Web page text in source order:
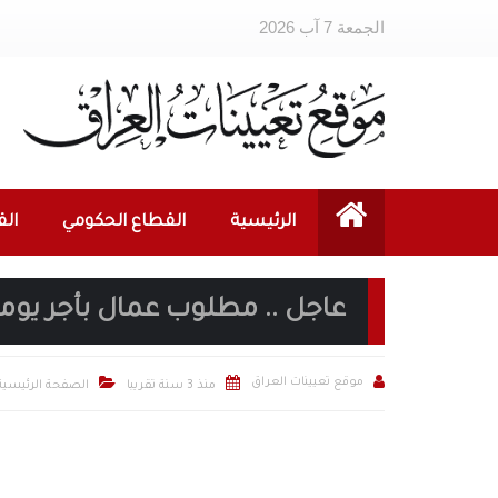
الجمعة 7 آب 2026
الرئيسية القطاع الحكومي
عاجل .. مطلوب عمال بأجر يومي (15 الف دينار
 موقع تعيينات العراق  منذ 3 سنة تقريبا  الصفحة